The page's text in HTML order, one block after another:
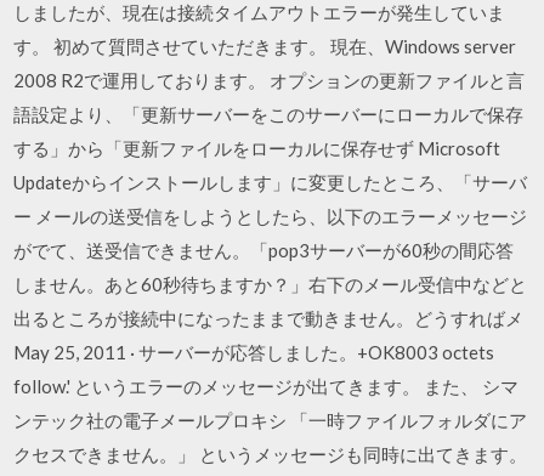
しましたが、現在は接続タイムアウトエラーが発生していま
す。 初めて質問させていただきます。 現在、Windows server
2008 R2で運用しております。 オプションの更新ファイルと言
語設定より、「更新サーバーをこのサーバーにローカルで保存
する」から「更新ファイルをローカルに保存せず Microsoft
Updateからインストールします」に変更したところ、「サーバ
ー メールの送受信をしようとしたら、以下のエラーメッセージ
がでて、送受信できません。「pop3サーバーが60秒の間応答
しません。あと60秒待ちますか？」右下のメール受信中などと
出るところが接続中になったままで動きません。どうすればメ
May 25, 2011 · サーバーが応答しました。+OK8003 octets
follow.' というエラーのメッセージが出てきます。 また、 シマ
ンテック社の電子メールプロキシ 「一時ファイルフォルダにア
クセスできません。」 というメッセージも同時に出てきます。